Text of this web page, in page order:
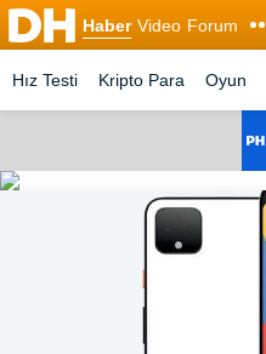
Haber Video Forum
Hız Testi Kripto Para Oyun